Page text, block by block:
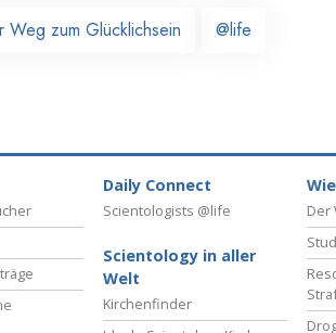
Weg zum Glücklichsein @life
Daily Connect
Scientologists @life
Scientology in aller
Welt
Kirchenfinder
Der